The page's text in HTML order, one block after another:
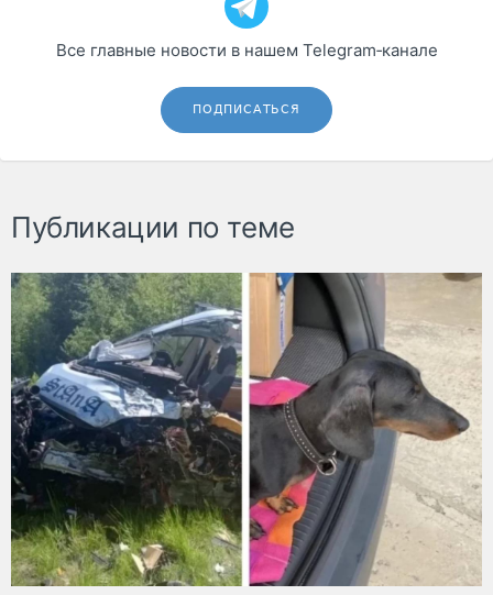
Все главные новости в нашем Telegram‑канале
ПОДПИСАТЬСЯ
Публикации по теме